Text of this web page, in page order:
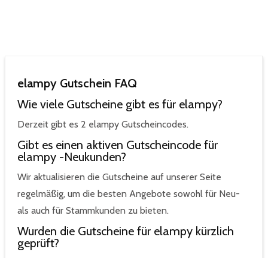
elampy Gutschein FAQ
Wie viele Gutscheine gibt es für elampy?
Derzeit gibt es 2 elampy Gutscheincodes.
Gibt es einen aktiven Gutscheincode für
elampy -Neukunden?
Wir aktualisieren die Gutscheine auf unserer Seite
regelmäßig, um die besten Angebote sowohl für Neu-
als auch für Stammkunden zu bieten.
Wurden die Gutscheine für elampy kürzlich
geprüft?